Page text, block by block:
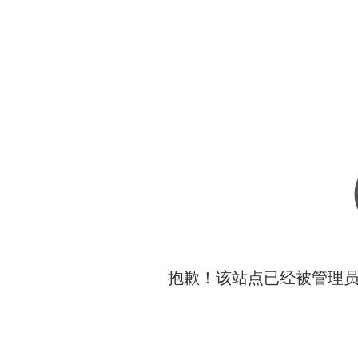
抱歉！该站点已经被管理